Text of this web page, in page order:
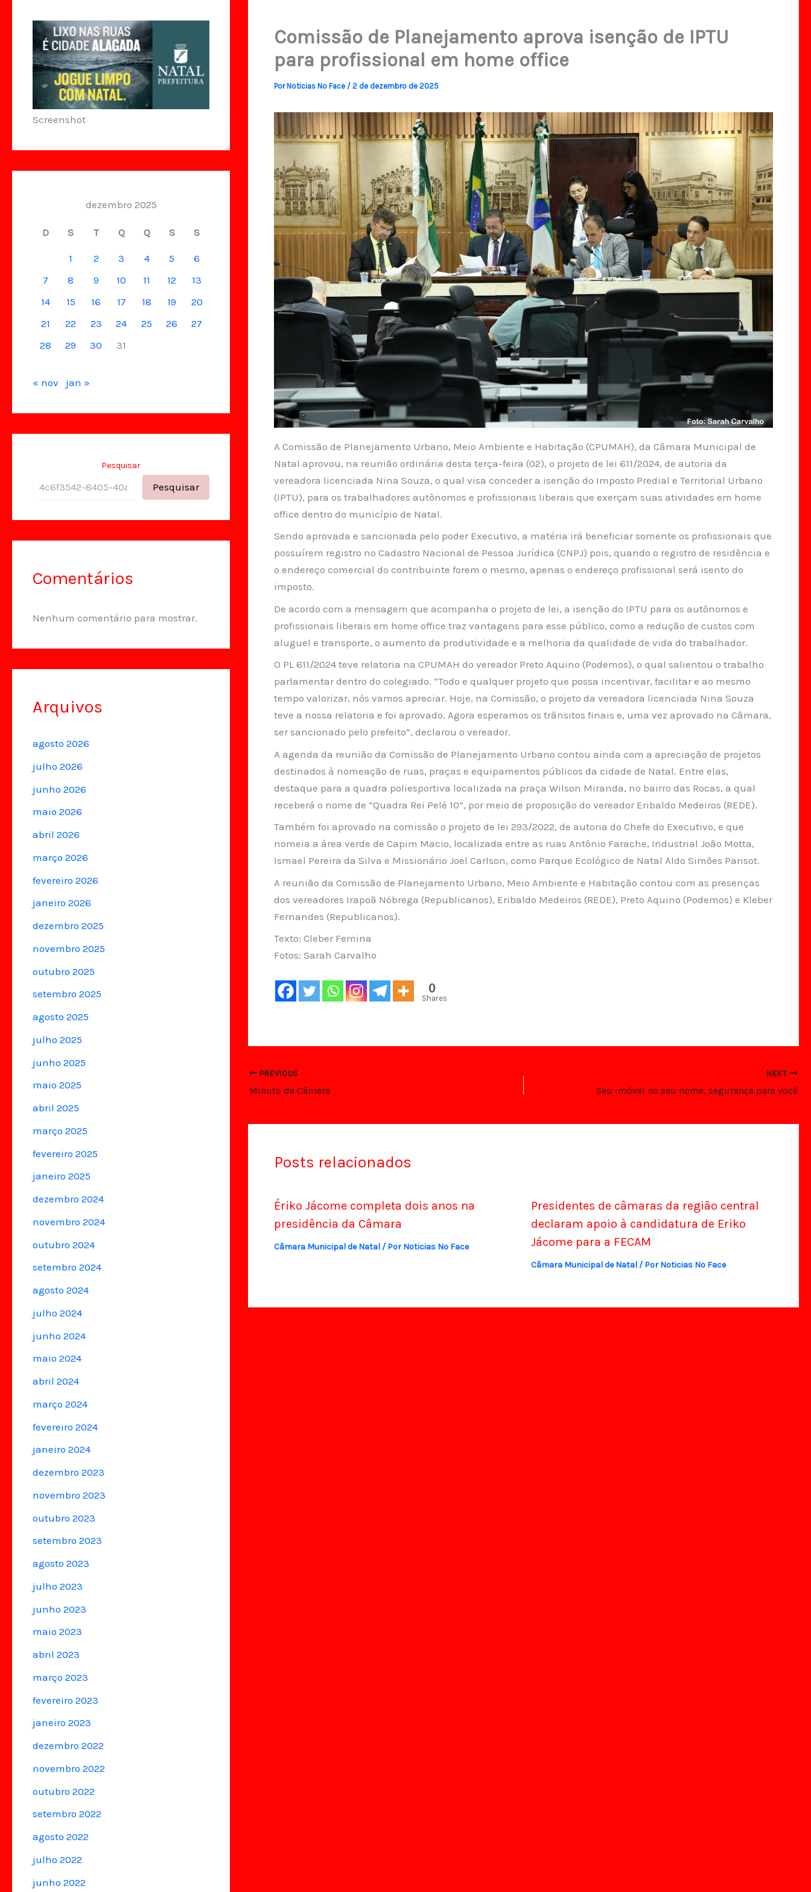
Screenshot
dezembro 2025
D S T Q Q S S
1 2 3 4 5
6
7
8 9 10 11 12
13
14
15 16 17 18 19
20
21
22 23 24 25 26
27
28
29 30 31
« nov jan »
Pesquisar
Pesquisar
Comentários
Nenhum comentário para mostrar.
Arquivos
agosto 2026
julho 2026
junho 2026
maio 2026
abril 2026
março 2026
fevereiro 2026
janeiro 2026
dezembro 2025
novembro 2025
outubro 2025
setembro 2025
agosto 2025
julho 2025
junho 2025
maio 2025
abril 2025
março 2025
fevereiro 2025
janeiro 2025
dezembro 2024
novembro 2024
outubro 2024
setembro 2024
agosto 2024
julho 2024
junho 2024
maio 2024
abril 2024
março 2024
fevereiro 2024
janeiro 2024
dezembro 2023
novembro 2023
outubro 2023
setembro 2023
agosto 2023
julho 2023
junho 2023
maio 2023
abril 2023
março 2023
fevereiro 2023
janeiro 2023
dezembro 2022
novembro 2022
outubro 2022
setembro 2022
agosto 2022
julho 2022
junho 2022
Comissão de Planejamento aprova isenção de IPTU
para profissional em home office
PorNoticias No Face / 2 de dezembro de 2025
A Comissão de Planejamento Urbano, Meio Ambiente e Habitação (CPUMAH), da Câmara Municipal de
Natal aprovou, na reunião ordinária desta terça-feira (02), o projeto de lei 611/2024, de autoria da
vereadora licenciada Nina Souza, o qual visa conceder a isenção do Imposto Predial e Territorial Urbano
(IPTU), para os trabalhadores autônomos e profissionais liberais que exerçam suas atividades em home
office dentro do município de Natal.
Sendo aprovada e sancionada pelo poder Executivo, a matéria irá beneficiar somente os profissionais que
possuírem registro no Cadastro Nacional de Pessoa Jurídica (CNPJ) pois, quando o registro de residência e
o endereço comercial do contribuinte forem o mesmo, apenas o endereço profissional será isento do
imposto.
De acordo com a mensagem que acompanha o projeto de lei, a isenção do IPTU para os autônomos e
profissionais liberais em home office traz vantagens para esse público, como a redução de custos com
aluguel e transporte, o aumento da produtividade e a melhoria da qualidade de vida do trabalhador.
O PL 611/2024 teve relatoria na CPUMAH do vereador Preto Aquino (Podemos), o qual salientou o trabalho
parlamentar dentro do colegiado. “Todo e qualquer projeto que possa incentivar, facilitar e ao mesmo
tempo valorizar, nós vamos apreciar. Hoje, na Comissão, o projeto da vereadora licenciada Nina Souza
teve a nossa relatoria e foi aprovado. Agora esperamos os trânsitos finais e, uma vez aprovado na Câmara,
ser sancionado pelo prefeito”, declarou o vereador.
A agenda da reunião da Comissão de Planejamento Urbano contou ainda com a apreciação de projetos
destinados à nomeação de ruas, praças e equipamentos públicos da cidade de Natal. Entre elas,
destaque para a quadra poliesportiva localizada na praça Wilson Miranda, no bairro das Rocas, a qual
receberá o nome de “Quadra Rei Pelé 10”, por meio de proposição do vereador Eribaldo Medeiros (REDE).
Também foi aprovado na comissão o projeto de lei 293/2022, de autoria do Chefe do Executivo, e que
nomeia a área verde de Capim Macio, localizada entre as ruas Antônio Farache, Industrial João Motta,
Ismael Pereira da Silva e Missionário Joel Carlson, como Parque Ecológico de Natal Aldo Simões Parisot.
A reunião da Comissão de Planejamento Urbano, Meio Ambiente e Habitação contou com as presenças
dos vereadores Irapoã Nóbrega (Republicanos), Eribaldo Medeiros (REDE), Preto Aquino (Podemos) e Kleber
Fernandes (Republicanos).
Texto: Cleber Femina
Fotos: Sarah Carvalho
0
Shares
PREVIOUS
Minuto da Câmara
NEXT
Seu imóvel no seu nome, segurança para você
Posts relacionados
Ériko Jácome completa dois anos na
presidência da Câmara
Câmara Municipal de Natal/ Por Noticias No Face
Presidentes de câmaras da região central
declaram apoio à candidatura de Eriko
Jácome para a FECAM
Câmara Municipal de Natal / Por Noticias No Face